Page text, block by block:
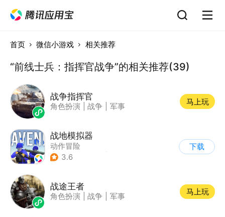
首页 微信小游戏 相关推荐
“前线士兵：指挥官战争”的相关推荐(39)
战争指挥官
角色扮演 战争 军事
马上玩
战地模拟器
动作冒险
| 第一人称射击
3.6
下载
战途王者
角色扮演 战争 军事
马上玩